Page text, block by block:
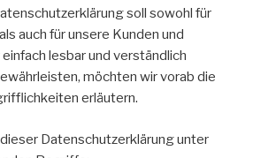
soll sowohl für
auch für unsere Kunden und
lesbar und verständlich
möchten wir vorab die
erläutern.
Datenschutzerklärung unter